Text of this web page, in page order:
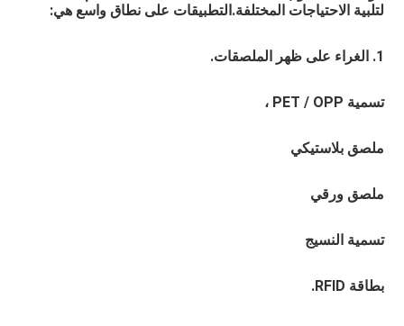
لتلبية الاحتياجات المختلفة.التطبيقات على نطاق واسع هي:
1. الغراء على ظهر الملصقات.
تسمية PET / OPP ،
ملصق بلاستيكي
ملصق ورقي
تسمية النسيج
بطاقة RFID.